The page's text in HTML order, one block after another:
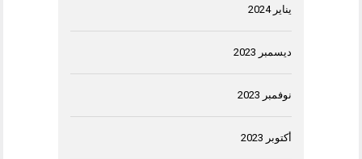
يناير 2024
ديسمبر 2023
نوفمبر 2023
أكتوبر 2023